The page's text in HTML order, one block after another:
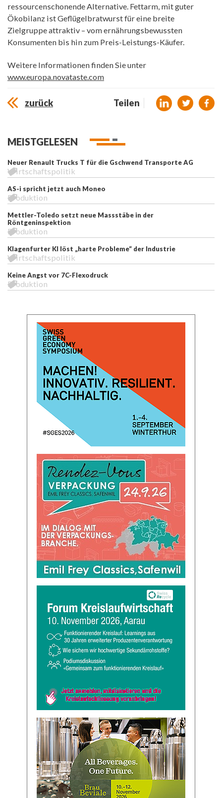
ressourcenschonende Alternative. Fettarm, mit guter
Ökobilanz ist Geflügelbratwurst für eine breite
Zielgruppe attraktiv – vom ernährungsbewussten
Konsumenten bis hin zum Preis-Leistungs-Käufer.
Weitere Informationen finden Sie unter
www.europa.novataste.com
zurück Teilen
MEISTGELESEN
Neuer Renault Trucks T für die Gschwend Transporte AG
Wirtschaftspolitik
AS-i spricht jetzt auch Moneo
Produktion
Mettler-Toledo setzt neue Massstäbe in der
Röntgeninspektion
Produktion
Klagenfurter KI löst „harte Probleme“ der Industrie
Wirtschaftspolitik
Keine Angst vor 7C-Flexodruck
Produktion